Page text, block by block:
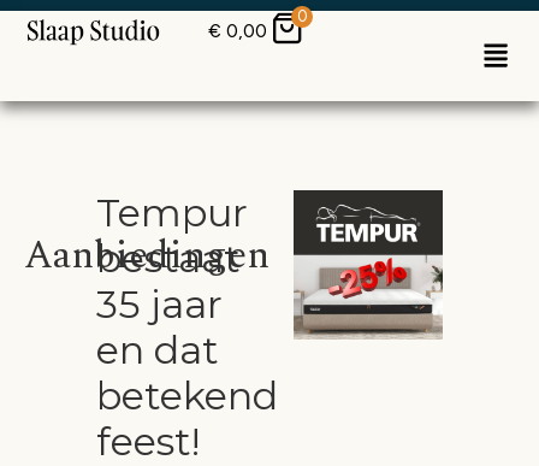
€ 0,00
0
Aanbiedingen
Tempur
bestaat
35 jaar
en dat
betekend
feest!